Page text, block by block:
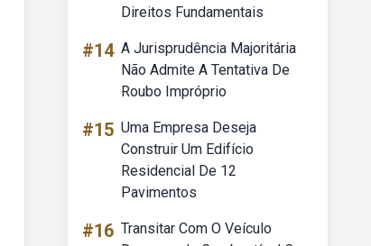
Direitos Fundamentais
#14 A Jurisprudência Majoritária
Não Admite A Tentativa De
Roubo Impróprio
#15 Uma Empresa Deseja
Construir Um Edifício
Residencial De 12
Pavimentos
#16 Transitar Com O Veículo